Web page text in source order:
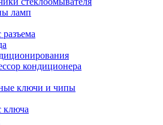
ламп
кондиционера
ключи и чипы
ключа